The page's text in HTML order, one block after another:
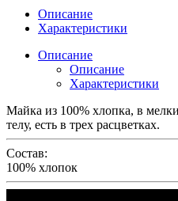
Описание
Характеристики
Описание
Описание
Характеристики
Майка из 100% хлопка, в
телу, есть в трех расцветках.
Состав:
100% хлопок